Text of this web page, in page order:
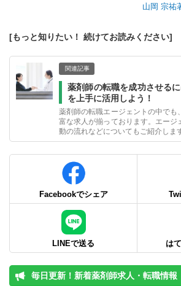
山岡 宗祐
[もっと知りたい！ 続けてお読みください]
関連記事
薬剤師の転職を成功させる
を上手に活用しよう！
薬剤師の転職エージェントの中でも
富な求人が揃っております。エージ
動の流れなどについてもご紹介しま
Facebookでシェア
LINEで送る は
毎日更新！新着薬剤師求人・転職情報